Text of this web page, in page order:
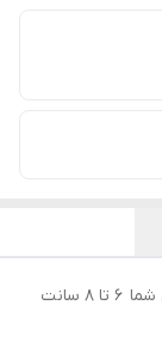
در انتخاب سایز دقت کنید - لباس طبق سایز انتخابی شما 6 تا 8 سانت